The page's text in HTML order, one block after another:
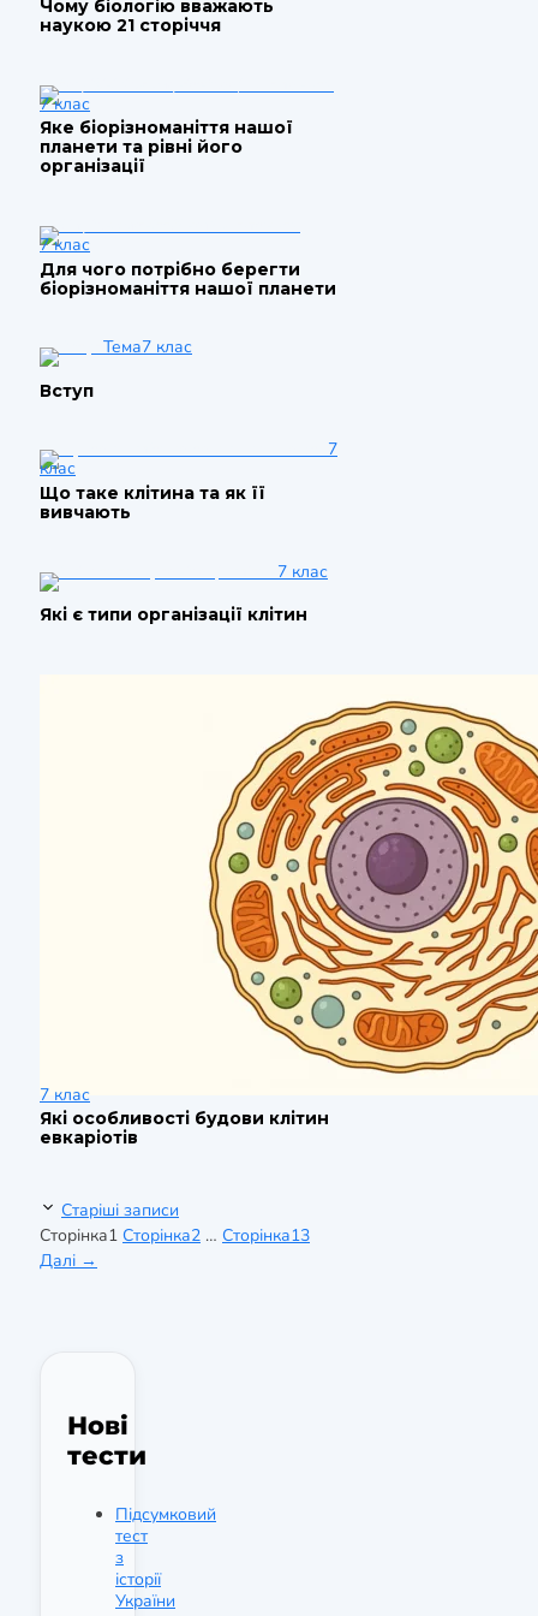
Чому біологію вважають
наукою 21 сторіччя
7 клас
Яке біорізноманіття нашої
планети та рівні його
організації
7 клас
Для чого потрібно берегти
біорізноманіття нашої планети
Тема7 клас
Вступ
7
клас
Що таке клітина та як її
вивчають
7 клас
Які є типи організації клітин
7 клас
Які особливості будови клітин
евкаріотів
Старіші записи
Сторінка1 Сторінка2 … Сторінка13
Далі →
Нові
тести
Підсумковий
тест
з
історії
України